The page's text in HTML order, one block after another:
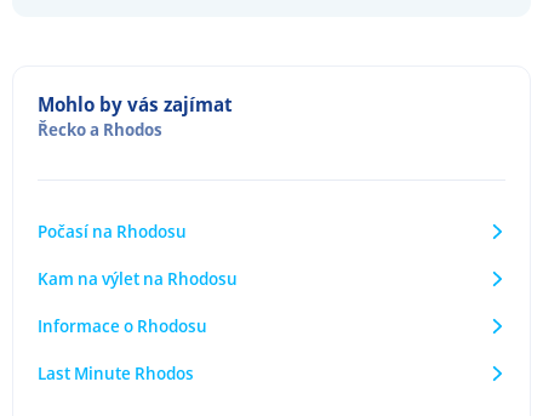
Mohlo by vás zajímat
Řeckoa Rhodos
Počasí na Rhodosu
Kam na výlet na Rhodosu
Informace o Rhodosu
Last Minute Rhodos